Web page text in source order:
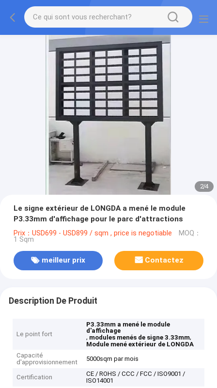
2/4
Le signe extérieur de LONGDA a mené le module
P3.33mm d'affichage pour le parc d'attractions
Prix：USD699 - USD899 / sqm , price is negotiable MOQ：
1 Sqm
meilleur prix Contactez
Description De Produit
Le point fort
P3.33mm a mené le module
d'affichage
, modules menés de signe 3.33mm,
Module mené extérieur de LONGDA
Capacité
d'approvisionnement
5000sqm par mois
Certification
CE / ROHS / CCC / FCC / ISO9001 /
ISO14001